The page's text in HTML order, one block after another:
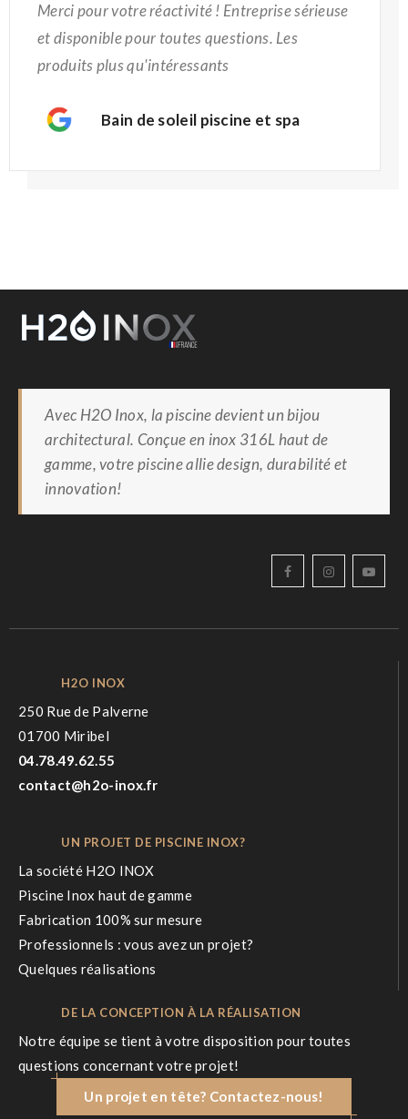
Merci pour votre réactivité ! Entreprise sérieuse
et disponible pour toutes questions. Les
produits plus qu'intéressants
Bain de soleil piscine et spa
Avec H2O Inox, la piscine devient un bijou
architectural. Conçue en inox 316L haut de
gamme, votre piscine allie design, durabilité et
innovation!
H2O INOX
250 Rue de Palverne
01700 Miribel
04.78.49.62.55
contact@h2o-inox.fr
UN PROJET DE PISCINE INOX?
La société H2O INOX
Piscine Inox haut de gamme
Fabrication 100% sur mesure
Professionnels : vous avez un projet?
Quelques réalisations
DE LA CONCEPTION À LA RÉALISATION
Notre équipe se tient à votre disposition pour toutes
questions concernant votre projet!
Un projet en tête? Contactez-nous!